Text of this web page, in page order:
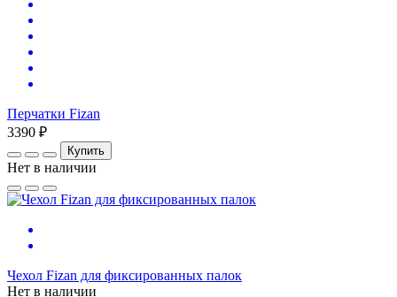
Перчатки Fizan
3390 ₽
Купить
Нет в наличии
Чехол Fizan для фиксированных палок
Нет в наличии